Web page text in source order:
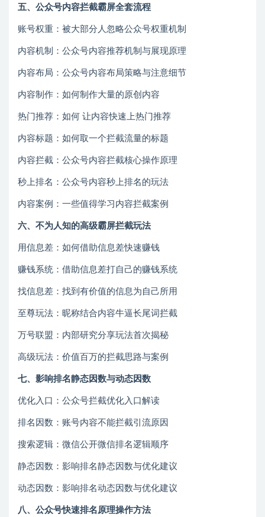
五、公众号内容拦截霸屏全套流程
账号权重：被大部分人忽略公众号权重机制
内容机制：公众号内容推荐机制与展现原理
内容布局：公众号内容布局策略与注意细节
内容制作：如何制作大量的原创内容
热门推荐：如何 让内容快速上热门推荐
内容标题：如何取一个拦截流量的标题
内容拦截：公众号内容拦截核心操作原理
秒上排名：公众号内容秒上排名的玩法
内容案例：一些值得学习内容拦截案例
六、不为人知的高级霸屏拦截玩法
用信息差：如何借助信息差快速赚钱
赚钱系统：借助信息差打自己的赚钱系统
找信息差：找到有价值的信息为自己所用
至尊玩法：昵称结合内容牛逼长尾词拦截
万号联盟：内部研究分享玩法首次揭秘
高级玩法：价值百万的拦截思路与案例
七、影响排名静态因数与动态因数
优化入口：公众号拦截优化入口解读
排名因数：账号内容不能拦截引流原因
搜索逻辑：微信公开微信排名逻辑顺序
静态因数：影响排名静态因数与优化建议
动态因数：影响排名动态因数与优化建议
八、公众号快速排名原理操作方法